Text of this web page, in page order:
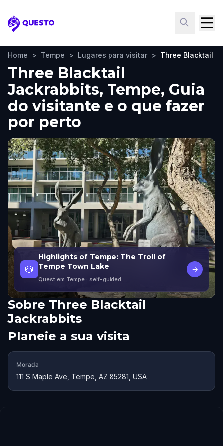
Questo
Home > Tempe > Lugares para visitar > Three Blacktail
Three Blacktail
Jackrabbits, Tempe, Guia
do visitante e o que fazer
por perto
🎲
Highlights of Tempe: The Troll of
Tempe Town Lake
Quest em Tempe · self-guided
→
Sobre Three Blacktail
Jackrabbits
Planeie a sua visita
Morada
111 S Maple Ave, Tempe, AZ 85281, USA